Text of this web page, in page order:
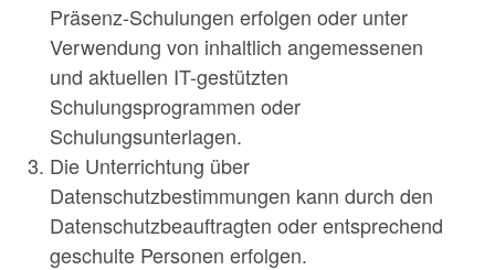
Präsenz-Schulungen erfolgen oder unter
Verwendung von inhaltlich angemessenen
und aktuellen IT-gestützten
Schulungsprogrammen oder
Schulungsunterlagen.
Die Unterrichtung über
Datenschutzbestimmungen kann durch den
Datenschutzbeauftragten oder entsprechend
geschulte Personen erfolgen.